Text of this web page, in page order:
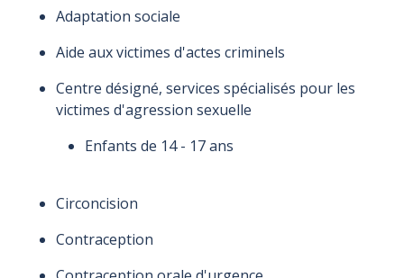
Adaptation sociale
Aide aux victimes d'actes criminels
Centre désigné, services spécialisés pour les
victimes d'agression sexuelle
Enfants de 14 - 17 ans
Circoncision
Contraception